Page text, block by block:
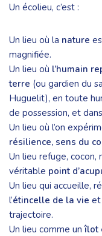
Un écolieu, c’est :
Un lieu où la nature
magnifiée.
Un lieu où l’humain
terre (ou gardien du
Huguelit), en toute
de possession, et
Un lieu où l’on
résilience, sens du
Un lieu refuge, cocon,
véritable point
Un lieu qui accueille,
l’étincelle de la vie et
trajectoire.
Un lieu comme unîlot